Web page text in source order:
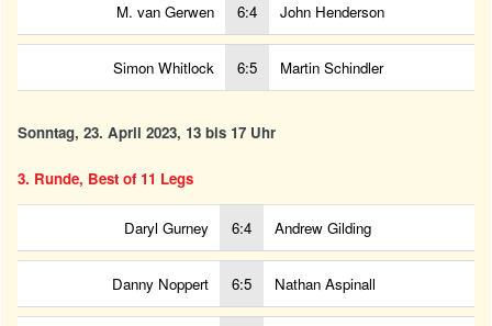
M. van Gerwen 6:4 John Henderson
Simon Whitlock 6:5 Martin Schindler
Sonntag, 23. April 2023, 13 bis 17 Uhr
3. Runde, Best of 11 Legs
Daryl Gurney 6:4 Andrew Gilding
Danny Noppert 6:5 Nathan Aspinall